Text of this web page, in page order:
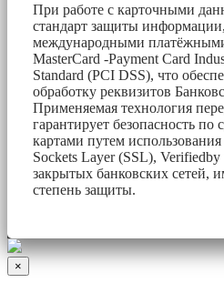
При работе с карточными
стандарт защиты
международными
MasterCard -Payment Card
Standard (PCI DSS), что
обработку реквизитов
Применяемая технология
гарантирует безопасность по
картами путем
Sockets Layer (SSL), Verifiedby
закрытых банковских
степень защиты.
×